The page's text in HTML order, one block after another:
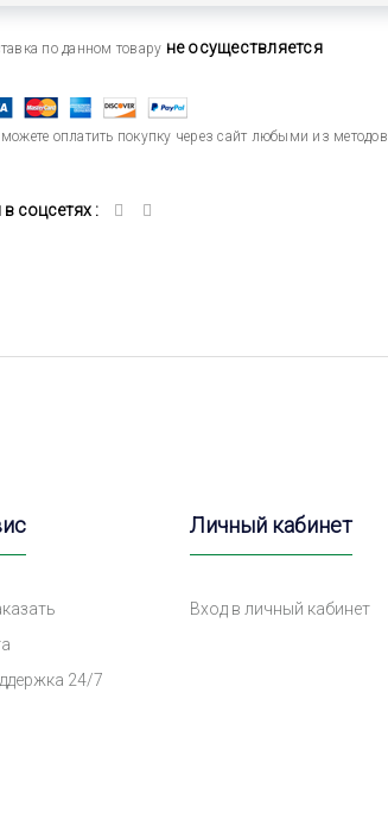
по данном товару не осуществляется
оплатить покупку через сайт любыми из методов
соцсетях :
24/7
Личный кабинет
Вход в личный кабинет